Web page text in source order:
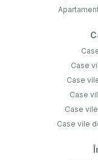
Case
Case
Case
Case
Case vile